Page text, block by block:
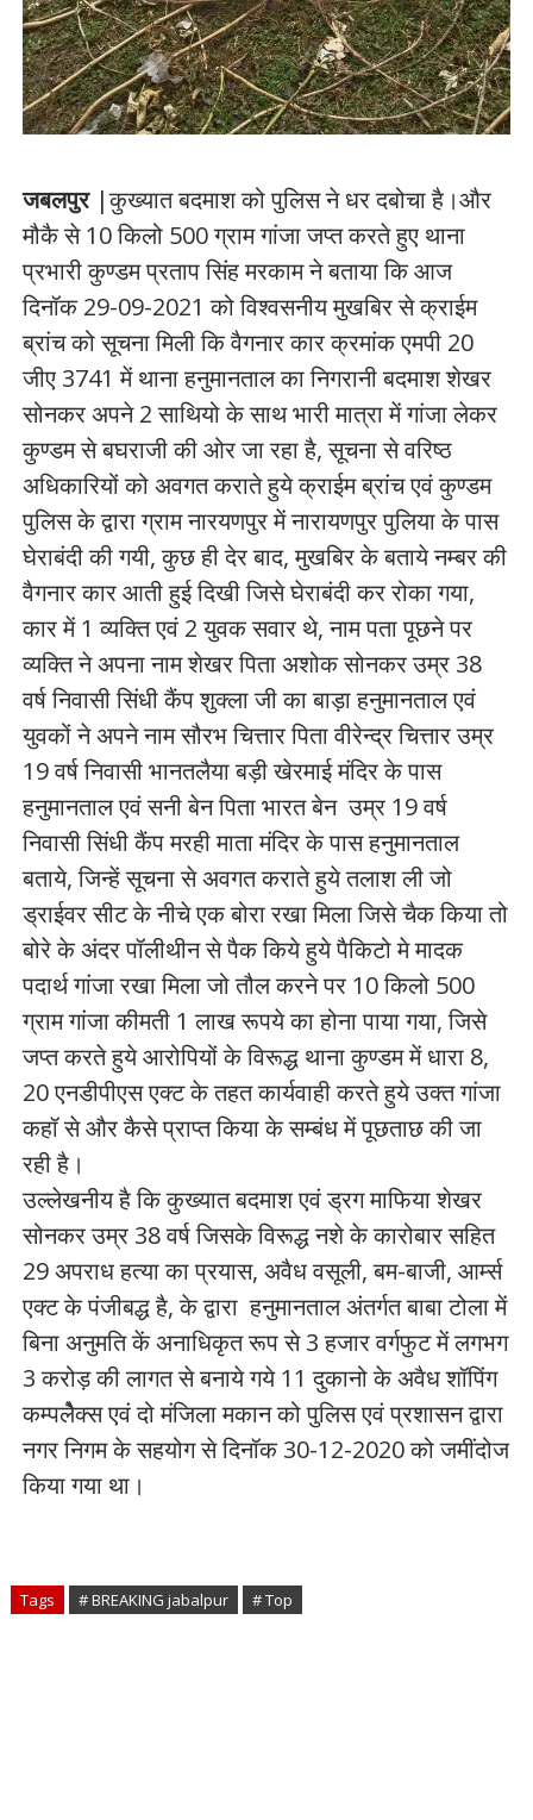
जबलपुर|कुख्यात बदमाश को पुलिस ने धर दबोचा है।और
मौकै से 10 किलो 500 ग्राम गांजा जप्त करते हुए थाना
प्रभारी कुण्डम प्रताप सिंह मरकाम ने बताया कि आज
दिनॉक 29-09-2021 को विश्वसनीय मुखबिर से क्राईम
ब्रांच को सूचना मिली कि वैगनार कार क्रमांक एमपी 20
जीए 3741 में थाना हनुमानताल का निगरानी बदमाश शेखर
सोनकर अपने 2 साथियो के साथ भारी मात्रा में गांजा लेकर
कुण्डम से बघराजी की ओर जा रहा है, सूचना से वरिष्ठ
अधिकारियों को अवगत कराते हुये क्राईम ब्रांच एवं कुण्डम
पुलिस के द्वारा ग्राम नारयणपुर में नारायणपुर पुलिया के पास
घेराबंदी की गयी, कुछ ही देर बाद, मुखबिर के बताये नम्बर की
वैगनार कार आती हुई दिखी जिसे घेराबंदी कर रोका गया,
कार में 1 व्यक्ति एवं 2 युवक सवार थे, नाम पता पूछने पर
व्यक्ति ने अपना नाम शेखर पिता अशोक सोनकर उम्र 38
वर्ष निवासी सिंधी कैंप शुक्ला जी का बाड़ा हनुमानताल एवं
युवकों ने अपने नाम सौरभ चित्तार पिता वीरेन्द्र चित्तार उम्र
19 वर्ष निवासी भानतलैया बड़ी खेरमाई मंदिर के पास
हनुमानताल एवं सनी बेन पिता भारत बेन उम्र 19 वर्ष
निवासी सिंधी कैंप मरही माता मंदिर के पास हनुमानताल
बताये, जिन्हें सूचना से अवगत कराते हुये तलाश ली जो
ड्राईवर सीट के नीचे एक बोरा रखा मिला जिसे चैक किया तो
बोरे के अंदर पॉलीथीन से पैक किये हुये पैकिटो मे मादक
पदार्थ गांजा रखा मिला जो तौल करने पर 10 किलो 500
ग्राम गांजा कीमती 1 लाख रूपये का होना पाया गया, जिसे
जप्त करते हुये आरोपियों के विरूद्ध थाना कुण्डम में धारा 8,
20 एनडीपीएस एक्ट के तहत कार्यवाही करते हुये उक्त गांजा
कहॉ से और कैसे प्राप्त किया के सम्बंध में पूछताछ की जा
रही है।
उल्लेखनीय है कि कुख्यात बदमाश एवं ड्रग माफिया शेखर
सोनकर उम्र 38 वर्ष जिसके विरूद्ध नशे के कारोबार सहित
29 अपराध हत्या का प्रयास, अवैध वसूली, बम-बाजी, आर्म्स
एक्ट के पंजीबद्ध है, के द्वारा हनुमानताल अंतर्गत बाबा टोला में
बिना अनुमति कें अनाधिकृत रूप से 3 हजार वर्गफुट में लगभग
3 करोड़ की लागत से बनाये गये 11 दुकानो के अवैध शॉपिंग
कम्पलेैक्स एवं दो मंजिला मकान को पुलिस एवं प्रशासन द्वारा
नगर निगम के सहयोग से दिनॉक 30-12-2020 को जमींदोज
किया गया था।
Tags # BREAKING jabalpur # Top